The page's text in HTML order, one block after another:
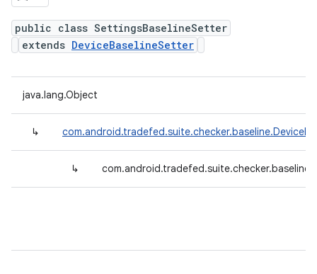
public class SettingsBaselineSetter
extends DeviceBaselineSetter
java.lang.Object
↳
↳